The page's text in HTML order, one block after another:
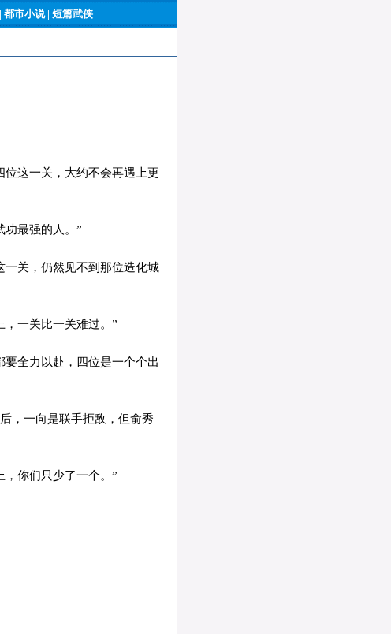
都市小说 | 短篇武侠
这一关，大约不会再遇上更
最强的人。”
关，仍然见不到那位造化城
一关比一关难过。”
全力以赴，四位是一个个出
，一向是联手拒敌，但俞秀
你们只少了一个。”